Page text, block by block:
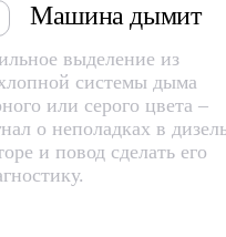
Машина дымит
выделение из
системы дыма
или серого цвета –
о неполадках в
и повод сделать его